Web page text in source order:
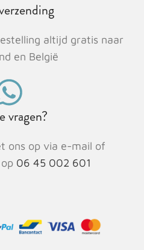
altijd gratis naar
en België
vragen?
ons op via e-mail of
06 45 002 601